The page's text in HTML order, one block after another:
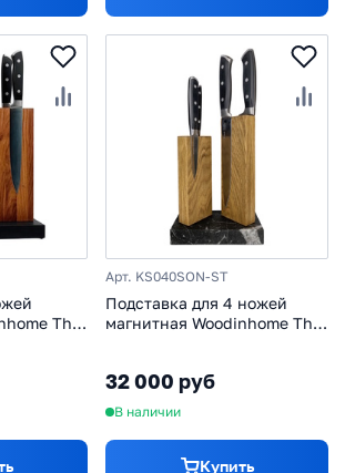
The
Арт. KS040SON-ST
Подставка для 4 ножей
магнитная Woodinhome The
32 000 руб
В наличии
Купить